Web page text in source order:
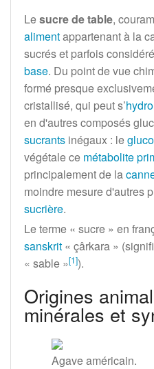
Lesucre de table,
alimentappartenant à la
sucrés et parfois
base. Du point de vue
formé presque
cristallisé, qui peut s’
en d'autres composés
sucrants inégaux : le
végétale ce métabolite
principalement de la
moindre mesure d'autres
sucrière.
Le terme « sucre » en
sanskrit « çârkara »
« sable »[1]).
Origines
minérales et
Agave américain.